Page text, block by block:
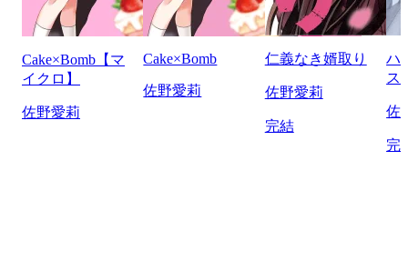
Cake×Bomb【マ
イクロ】
佐野愛莉
Cake×Bomb
佐野愛莉
仁義なき婿取り
佐野愛莉
完結
ハ
ス
佐
完